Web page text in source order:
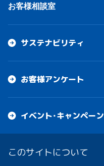
お客様相談室
サステナビリティ
お客様アンケート
イベント・キャンペーン
このサイトについて